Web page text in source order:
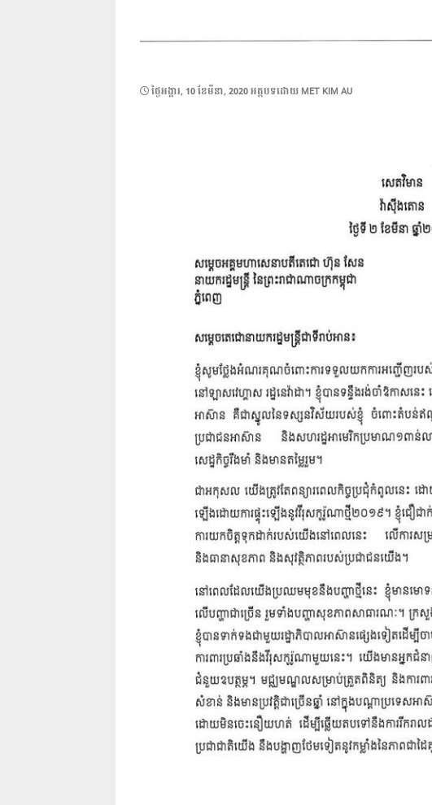
POSTED
ថ្ងៃ​អង្គារ, 10 ខែ​មីនា, 2020អត្ថបទដោយ MET KIM AU